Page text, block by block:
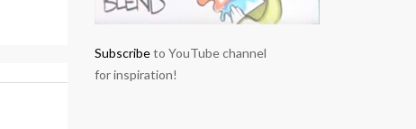
Subscribeto YouTube channel
for inspiration!